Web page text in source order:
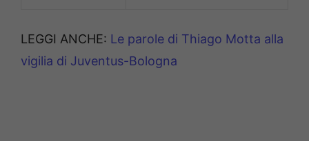
LEGGI ANCHE: Le parole di Thiago Motta alla
vigilia di Juventus-Bologna